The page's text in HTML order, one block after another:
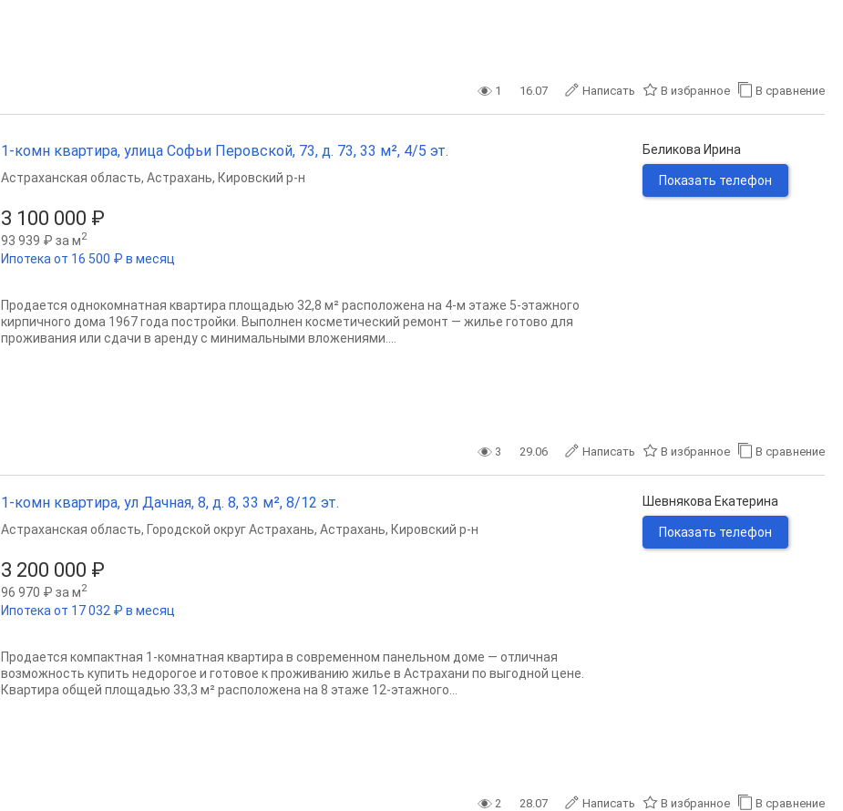
1 16.07 Написать В избранное В сравнение
1-комн квартира, улица Софьи Перовской, 73, д. 73, 33 м², 4/5 эт.
3 100 000 ₽
93 939 ₽ за м2
Ипотека от 16 500 ₽ в месяц
Астраханская область, Астрахань, Кировский р-н
Продается однокомнатная квартира площадью 32,8 м² расположена на 4-м этаже 5-этажного
кирпичного дома 1967 года постройки. Выполнен косметический ремонт — жилье готово для
проживания или сдачи в аренду с минимальными вложениями....
Беликова Ирина
Показать телефон
3 29.06 Написать В избранное В сравнение
1-комн квартира, ул Дачная, 8, д. 8, 33 м², 8/12 эт.
3 200 000 ₽
96 970 ₽ за м2
Ипотека от 17 032 ₽ в месяц
Астраханская область, Городской округ Астрахань, Астрахань, Кировский р-н
Продается компактная 1‑комнатная квартира в современном панельном доме — отличная
возможность купить недорогое и готовое к проживанию жилье в Астрахани по выгодной цене.
Квартира общей площадью 33,3 м² расположена на 8 этаже 12‑этажного...
Шевнякова Екатерина
Показать телефон
2 28.07 Написать В избранное В сравнение